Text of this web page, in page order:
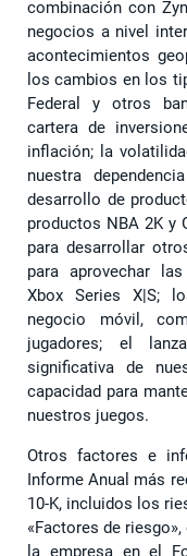
combinación con
negocios a nivel
acontecimientos
los cambios en los
Federal y otros
cartera de
inflación; la
nuestra
desarrollo de
productos NBA 2K y
para desarrollar
para aprovechar
Xbox Series X|S;
negocio móvil,
jugadores; el
significativa de
capacidad para
nuestros juegos.
Otros factores e
Informe Anual más
10-K, incluidos los
«Factores de
la empresa en el